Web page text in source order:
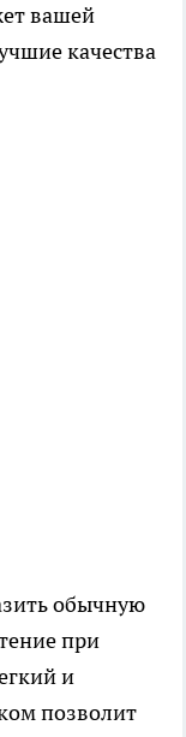
вашей
качества
обычную
при
и
позволит